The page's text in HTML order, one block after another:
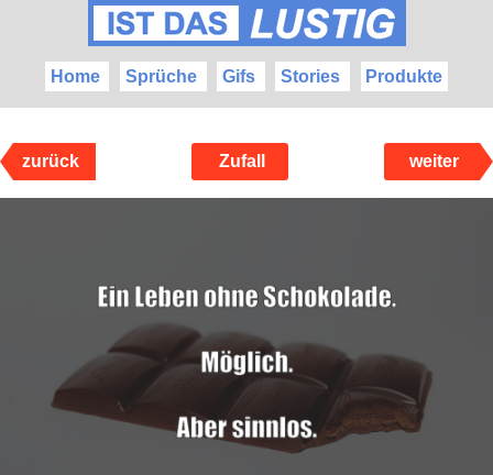
Home Sprüche Gifs Stories Produkte
zurück Zufall weiter